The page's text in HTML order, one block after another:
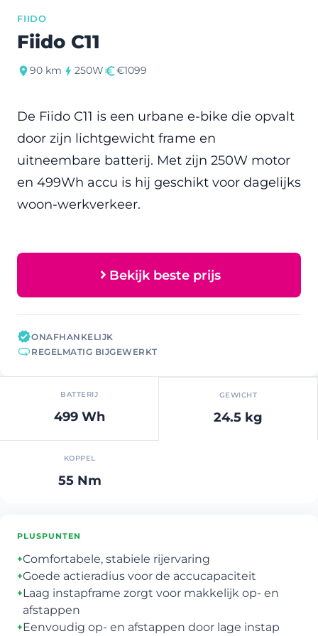
FIIDO
Fiido C11
90 km 250W €1099
De Fiido C11 is een urbane e-bike die opvalt
door zijn lichtgewicht frame en
uitneembare batterij. Met zijn 250W motor
en 499Wh accu is hij geschikt voor dagelijks
woon-werkverkeer.
Bekijk beste prijs
ONAFHANKELIJK
REGELMATIG BIJGEWERKT
BATTERIJ
499 Wh
GEWICHT
24.5 kg
KOPPEL
55 Nm
PLUSPUNTEN
+Comfortabele, stabiele rijervaring
+Goede actieradius voor de accucapaciteit
+Laag instapframe zorgt voor makkelijk op- en
afstappen
+Eenvoudig op- en afstappen door lage instap